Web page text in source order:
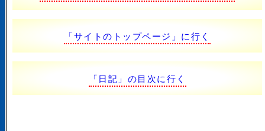
「サイトのトップページ」に行く
「日記」の目次に行く